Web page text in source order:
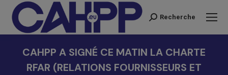
Recherche
Recherche
CAHPP A SIGNÉ CE MATIN LA CHARTE
RFAR (RELATIONS FOURNISSEURS ET